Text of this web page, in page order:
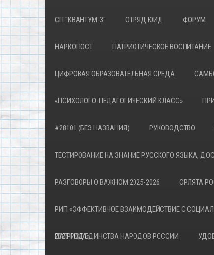
СП "КВАНТУМ-3" ОТРЯД ЮИД ФОРУМ
НАРКОПОСТ ПАТРИОТИЧЕСКОЕ ВОСПИТАНИЕ
ЦИФРОВАЯ ОБРАЗОВАТЕЛЬНАЯ СРЕДА
«ПСИХОЛОГО-ПЕДАГОГИЧЕСКИЙ КЛАСС»
#28101 (БЕЗ НАЗВАНИЯ) РУКОВОДСТВО
ТЕСТИРОВАНИЕ НА ЗНАНИЕ РУССКОГО ЯЗЫКА,
РАЗГОВОРЫ О ВАЖНОМ 2025-2026 ОРЛЯТА
РИП «ЭФФЕКТИВНОЕ ВЗАИМОДЕЙСТВИЕ С
ПАТРИОТА»
2026 ГОД ЕДИНСТВА НАРОДОВ РОССИИ